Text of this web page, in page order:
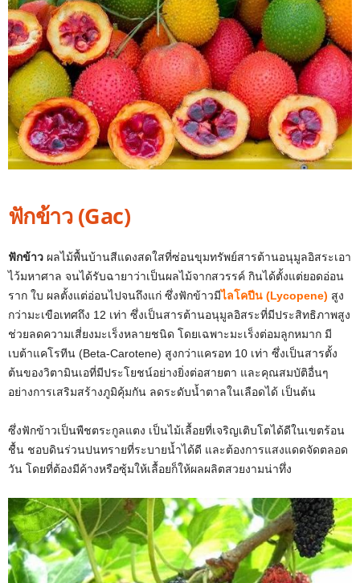
ฟักข้าว (Gac)
ฟักข้าว ผลไม้พื้นบ้านสีแดงสดใสที่ซ่อนขุมทรัพย์สารต้านอนุมูลอิสระเอา
ไว้มหาศาล จนได้รับฉายาว่าเป็นผลไม้จากสวรรค์ กินได้ตั้งแต่ยอดอ่อน
ราก ใบ ผลตั้งแต่อ่อนไปจนถึงแก่ ซึ่งฟักข้าวมีไลโคปีน (Lycopene) สูง
กว่ามะเขือเทศถึง 12 เท่า ซึ่งเป็นสารต้านอนุมูลอิสระที่มีประสิทธิภาพสูง
ช่วยลดความเสี่ยงมะเร็งหลายชนิด โดยเฉพาะมะเร็งต่อมลูกหมาก มี
เบต้าแคโรทีน (Beta-Carotene) สูงกว่าแครอท 10 เท่า ซึ่งเป็นสารตั้ง
ต้นของวิตามินเอที่มีประโยชน์อย่างยิ่งต่อสายตา และคุณสมบัติอื่นๆ
อย่างการเสริมสร้างภูมิคุ้มกัน ลดระดับน้ำตาลในเลือดได้ เป็นต้น
ซึ่งฟักข้าวเป็นพืชตระกูลแตง เป็นไม้เลื้อยที่เจริญเติบโตได้ดีในเขตร้อน
ชื้น ชอบดินร่วนปนทรายที่ระบายน้ำได้ดี และต้องการแสงแดดจัดตลอด
วัน โดยที่ต้องมีค้างหรือซุ้มให้เลื้อยก็ให้ผลผลิตสวยงามน่าทึ่ง